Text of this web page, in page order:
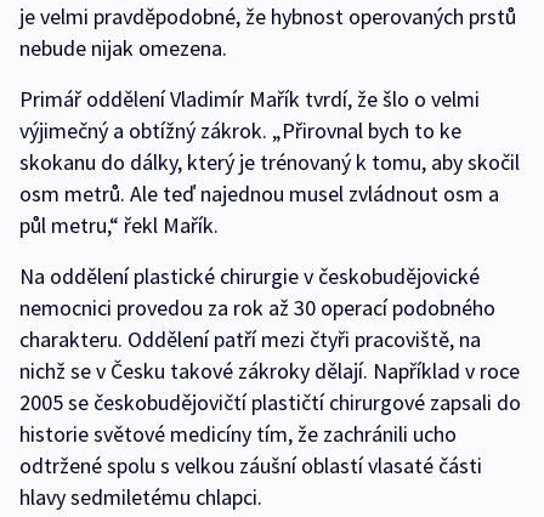
je velmi pravděpodobné, že hybnost operovaných prstů
nebude nijak omezena.
Primář oddělení Vladimír Mařík tvrdí, že šlo o velmi
výjimečný a obtížný zákrok. „Přirovnal bych to ke
skokanu do dálky, který je trénovaný k tomu, aby skočil
osm metrů. Ale teď najednou musel zvládnout osm a
půl metru,“ řekl Mařík.
Na oddělení plastické chirurgie v českobudějovické
nemocnici provedou za rok až 30 operací podobného
charakteru. Oddělení patří mezi čtyři pracoviště, na
nichž se v Česku takové zákroky dělají. Například v roce
2005 se českobudějovičtí plastičtí chirurgové zapsali do
historie světové medicíny tím, že zachránili ucho
odtržené spolu s velkou záušní oblastí vlasaté části
hlavy sedmiletému chlapci.